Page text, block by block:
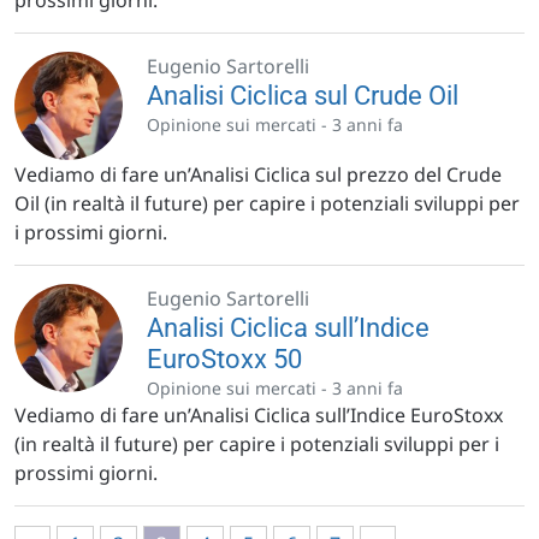
Eugenio Sartorelli
Analisi Ciclica sul Crude Oil
Opinione sui mercati - 3 anni fa
Vediamo di fare un’Analisi Ciclica sul prezzo del Crude
Oil (in realtà il future) per capire i potenziali sviluppi per
i prossimi giorni.
Eugenio Sartorelli
Analisi Ciclica sull’Indice
EuroStoxx 50
Opinione sui mercati - 3 anni fa
Vediamo di fare un’Analisi Ciclica sull’Indice EuroStoxx
(in realtà il future) per capire i potenziali sviluppi per i
prossimi giorni.